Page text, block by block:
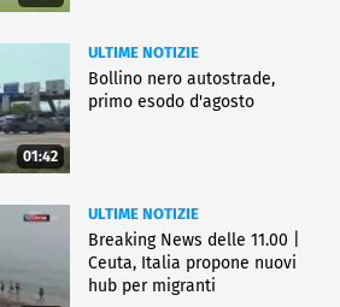
01:42
ULTIME NOTIZIE
Bollino nero autostrade,
primo esodo d'agosto
ULTIME NOTIZIE
Breaking News delle 11.00 |
Ceuta, Italia propone nuovi
hub per migranti